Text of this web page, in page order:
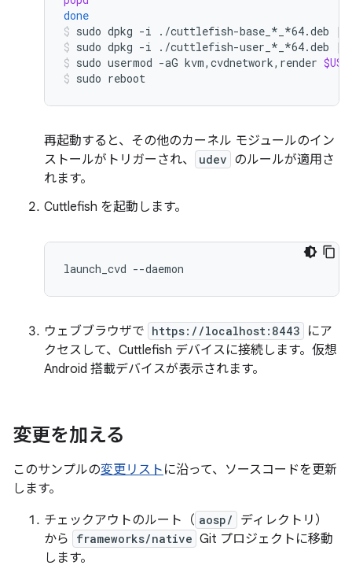
done
sudo dpkg -i ./cuttlefish-base_*_*64.deb
||
sudo dpkg -i ./cuttlefish-user_*_*64.deb
||
sudo usermod -aG kvm,cvdnetwork,render
sudo reboot
再起動すると、その他のカーネル モジュールのイン
ストールがトリガーされ、
udev のルールが適用さ
れます。
Cuttlefish を起動します。
ウェブブラウザで https://localhost:8443
にア
クセスして、Cuttlefish デバイスに接続します。仮想
Android 搭載デバイスが表示されます。
変更を加える
このサンプルの変更リスト に沿って、ソースコードを更新
します。
チェックアウトのルート（ aosp/
ディレクトリ）
から
frameworks/native Git プロジェクトに移動
します。